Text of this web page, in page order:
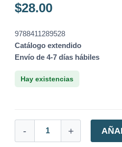
$28.00
9788411289528
Catálogo extendido
Envío de 4-7 días hábiles
Hay existencias
- +